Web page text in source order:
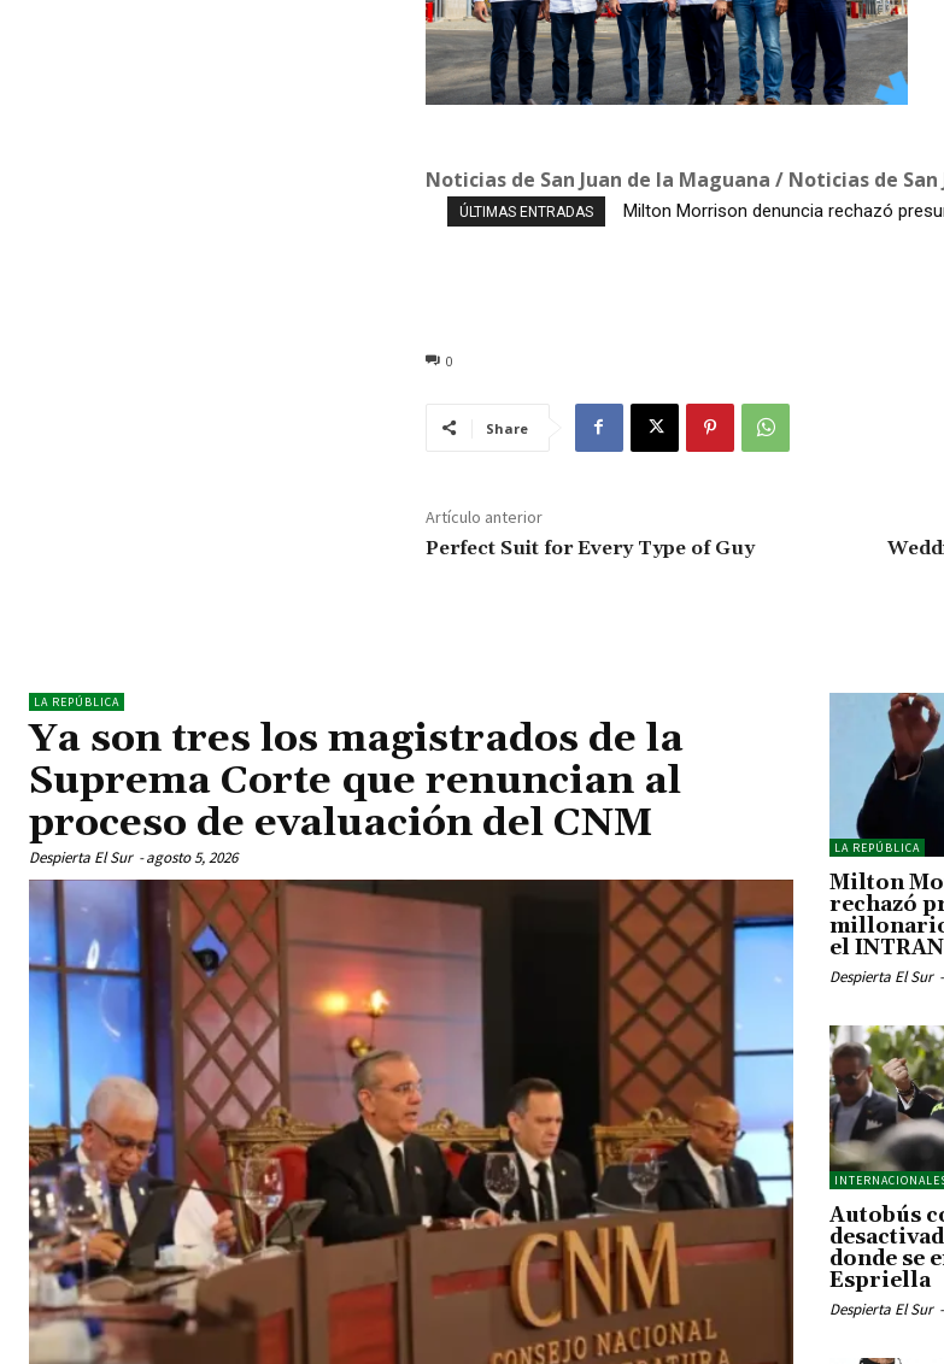
Noticias de San Juan de la Maguana / Noticias de San
ÚLTIMAS ENTRADAS
Milton Morrison denuncia rechazó
Autobús con explosivos es desactivado
0
Share
Artículo anterior
Perfect Suit for Every Type of Guy
LA REPÚBLICA
Ya son tres los magistrados de la
Suprema Corte que renuncian al
proceso de evaluación del CNM
Despierta El Sur -agosto 5, 2026 LA REPÚBLICA
Milton
rechazó
el
Despierta El Sur -
Autobús
donde se
Espriella
Despierta El Sur -